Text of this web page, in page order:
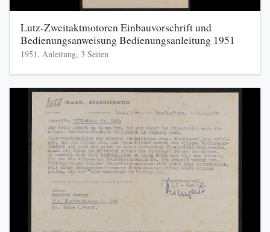
Lutz-Zweitaktmotoren Einbauvorschrift und
Bedienungsanweisung Bedienungsanleitung 1951
1951, Anleitung, 3 Seiten